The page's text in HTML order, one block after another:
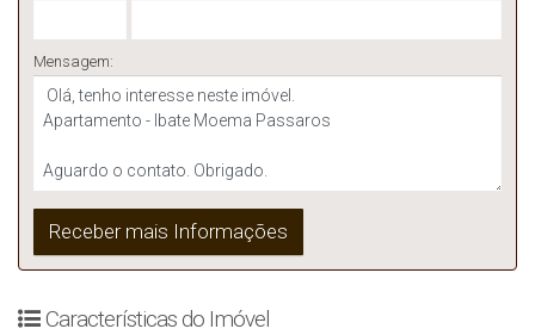
Mensagem:
Características do Imóvel